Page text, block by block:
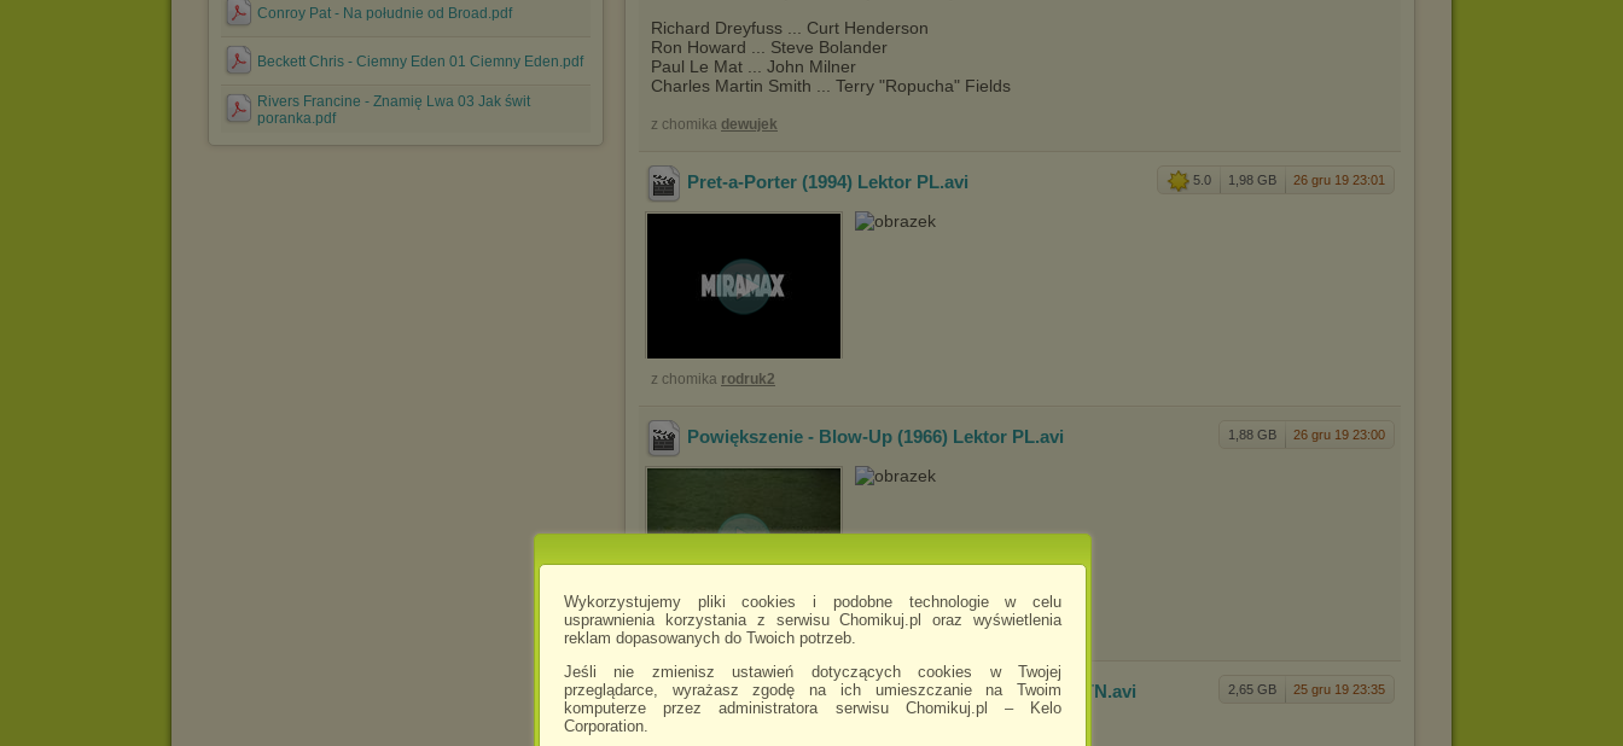
Wykorzystujemy pliki cookies i podobne technologie w celu
usprawnienia korzystania z serwisu Chomikuj.pl oraz wyświetlenia
reklam dopasowanych do Twoich potrzeb.
Jeśli nie zmienisz ustawień dotyczących cookies w Twojej
przeglądarce, wyrażasz zgodę na ich umieszczanie na Twoim
komputerze przez administratora serwisu Chomikuj.pl – Kelo
Corporation.
Conroy Pat - Na południe od Broad.pdf
Beckett Chris - Ciemny Eden 01 Ciemny Eden.pdf
Rivers Francine - Znamię Lwa 03 Jak świt
poranka.pdf
Richard Dreyfuss ... Curt Henderson
Ron Howard ... Steve Bolander
Paul Le Mat ... John Milner
Charles Martin Smith ... Terry "Ropucha" Fields
z chomika dewujek
5.0 1,98 GB 26 gru 19 23:01
Pret-a-Porter (1994) Lektor PL.avi
z chomika rodruk2
1,88 GB 26 gru 19 23:00
Powiększenie - Blow-Up (1966) Lektor PL.avi
z chomika rodruk2
2,65 GB 25 gru 19 23:35
Kapusniaczek.1981.PL.BRRip.720p.XviD.AC3-LTN .avi